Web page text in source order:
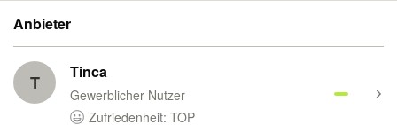
Anbieter
T Tinca
Gewerblicher Nutzer
Zufriedenheit: TOP